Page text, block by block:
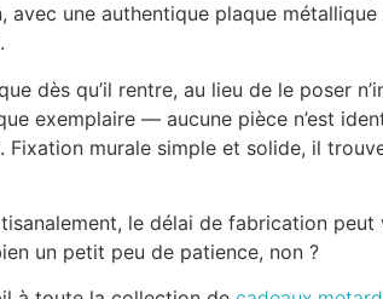
avec une authentique plaque
dès qu’il rentre, au lieu de le poser
exemplaire — aucune pièce n’est
murale simple et solide, il
le délai de fabrication peut
un petit peu de patience, non ?